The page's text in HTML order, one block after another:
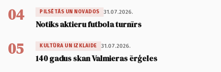
04 PILSĒTĀS UN NOVADOS 31.07.2026.
Notiks aktieru futbola turnīrs
05 KULTŪRA UN IZKLAIDE 31.07.2026.
140 gadus skan Valmieras ērģeles